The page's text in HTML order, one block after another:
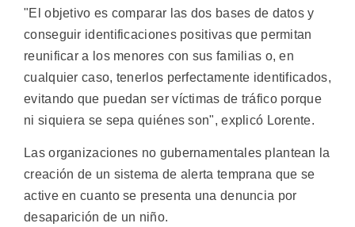
"El objetivo es comparar las dos bases de datos y
conseguir identificaciones positivas que permitan
reunificar a los menores con sus familias o, en
cualquier caso, tenerlos perfectamente identificados,
evitando que puedan ser víctimas de tráfico porque
ni siquiera se sepa quiénes son", explicó Lorente.
Las organizaciones no gubernamentales plantean la
creación de un sistema de alerta temprana que se
active en cuanto se presenta una denuncia por
desaparición de un niño.